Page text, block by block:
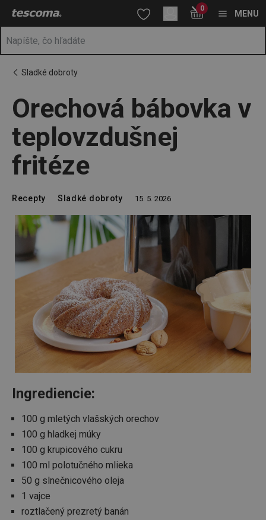
Nachádzate sa na stránke Orechová bábovka v teplovzdušnej
Prejsť na hlavný obsah
Prejsť na vyhľadávanie
Prejsť na navigáciu 0
MENU
Sladké dobroty
Orechová bábovka v
teplovzdušnej
fritéze
Recepty Sladké dobroty 15. 5. 2026
Ingrediencie:
100 g mletých vlašských orechov
100 g hladkej múky
100 g krupicového cukru
100 ml polotučného mlieka
50 g slnečnicového oleja
1 vajce
roztlačený prezretý banán